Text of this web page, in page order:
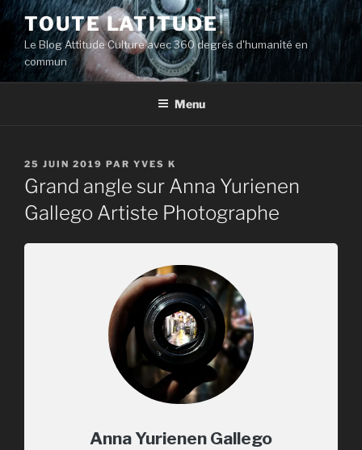
Aller
contenu
principal
TOUTE LATITUDE
Le Blog Attitude Culture avec 360 degrés d'humanité en
commun
Menu
PUBLIÉ
LE
25 JUIN 2019 PAR YVES K
Grand angle sur Anna Yurienen
Gallego Artiste Photographe
Anna Yurienen Gallego